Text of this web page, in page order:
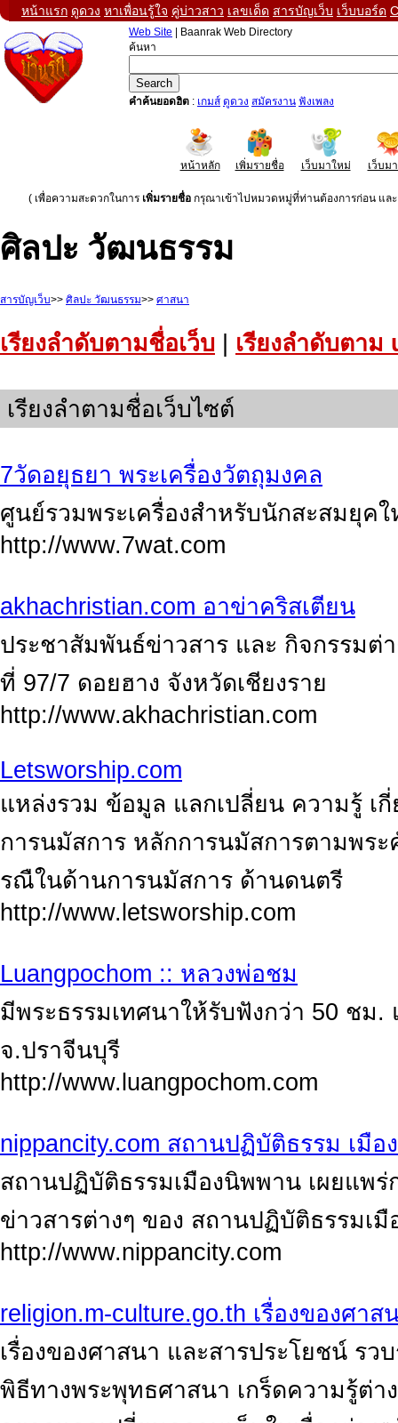
หน้าแรก ดูดวง หาเพื่อนรู้ใจ คู่บ่าวสาว เลขเด็ด สารบัญเว็บ เว็บบอร์ด
Web Site | Baanrak Web Directory
ค้นหา
คำค้นยอดฮิต : เกมส์ ดูดวง สมัครงาน ฟังเพลง
หน้าหลัก เพิ่มรายชื่อ เว็บมาใหม่ เว็บม
( เพื่อความสะดวกในการ เพิ่มรายชื่อ กรุณาเข้าไปหมวดหมู่ที่ท่านต้องการก่อน แล
ศิลปะ วัฒนธรรม
สารบัญเว็บ>> ศิลปะ วัฒนธรรม>> ศาสนา
เรียงลำดับตามชื่อเว็บ เรียงลำดับตาม
เรียงลำตามชื่อเว็บไซต์
7วัดอยุธยา พระเครื่องวัตถุมงคล
ศูนย์รวมพระเครื่องสำหรับนักสะสมยุค
http://www.7wat.com
akhachristian.com อาข่าคริสเตียน
ประชาสัมพันธ์ข่าวสาร และ กิจกรรมต่
ที่ 97/7 ดอยฮาง จังหวัดเชียงราย
http://www.akhachristian.com
Letsworship.com
แหล่งรวม ข้อมูล แลกเปลี่ยน ความรู้ เ
การนมัสการ หลักการนมัสการตามพร
รณืในด้านการนมัสการ ด้านดนตรี
http://www.letsworship.com
Luangpochom :: หลวงพ่อชม
มีพระธรรมเทศนาให้รับฟังกว่า 50 ช
จ.ปราจีนบุรี
http://www.luangpochom.com
nippancity.com สถานปฏิบัติธรรม เมื
สถานปฏิบัติธรรมเมืองนิพพาน เผยแพ
ข่าวสารต่างๆ ของ สถานปฏิบัติธรรมเ
http://www.nippancity.com
religion.m-culture.go.th เรื่องของศาส
เรื่องของศาสนา และสารประโยชน์ ร
พิธีทางพระพุทธศาสนา เกร็ดความรู้ต่า